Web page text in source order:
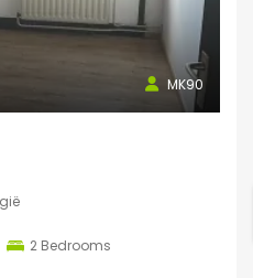
MK90
2 Bedrooms